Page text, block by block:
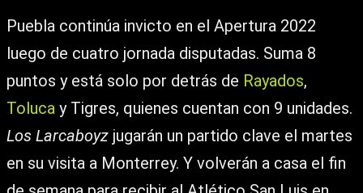
Puebla continúa invicto en el Apertura 2022
luego de cuatro jornada disputadas. Suma 8
puntos y está solo por detrás de Rayados,
Toluca y Tigres, quienes cuentan con 9 unidades.
Los Larcaboyz jugarán un partido clave el martes
en su visita a Monterrey. Y volverán a casa el fin